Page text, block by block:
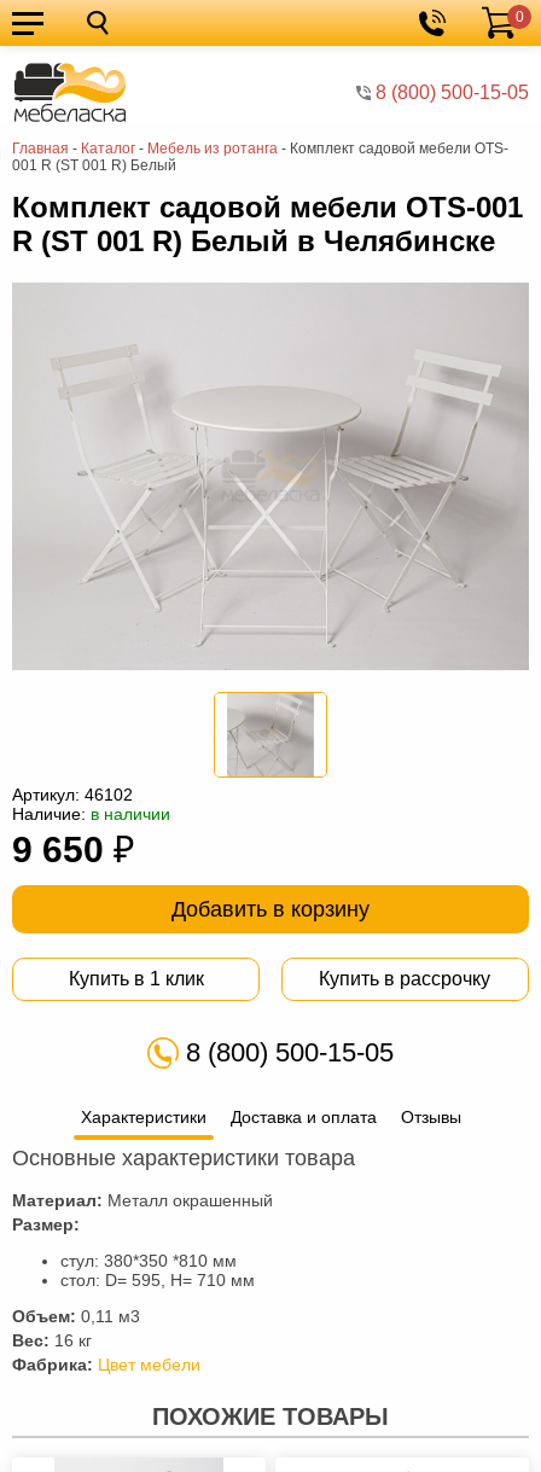
8 (800) 500-15-05
Корзина
0
Главная - Каталог - Мебель из ротанга - Комплект садовой мебели OTS-
001 R (ST 001 R) Белый
Кухонные
гарнитуры
Мебель
для
кухни
Мебель
для
спальни
Кровати
Шкафы
Диваны
Мягкая
мебель
Мебель
Мебель
компьютер
для
Мебель
мешки
Мебель
из
ротанга
Садовая
мебель
Косметологическое
оборудование
Комплект садовой мебели OTS-001
R (ST 001 R) Белый в Челябинске
Артикул: 46102
Наличие: в наличии
9 650 ₽
Добавить в корзину
Купить в 1 клик Купить в рассрочку
8 (800) 500-15-05
Характеристики Доставка и оплата Отзывы
Основные характеристики товара
Материал: Металл окрашенный
Размер:
стул: 380*350 *810 мм
стол: D= 595, H= 710 мм
Объем: 0,11 м3
Вес: 16 кг
Фабрика: Цвет мебели
ПОХОЖИЕ ТОВАРЫ